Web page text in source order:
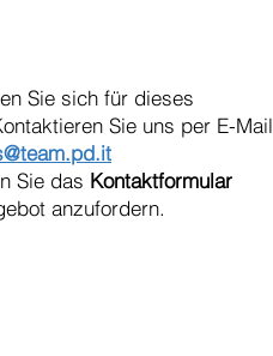
Sie sich für dieses
Sie uns per E-Mail
Sie das Kontaktformular
anzufordern.